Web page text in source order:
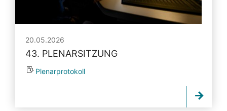
20.05.2026
43. PLENARSITZUNG
Plenarprotokoll